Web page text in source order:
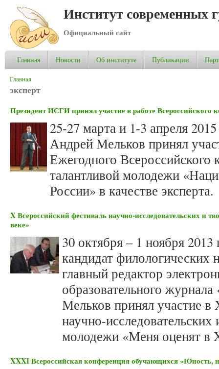
Институт современных
Официальный сайт
Главная Новости Об институте Публикации
Вы здесь
Главная
эксперт
Президент ИСГИ принял участие в работе Всероссийского
25-27 марта и 1-3 апреля
Андрей Мельков принял
Ежегодного Всероссийского
талантливой молодежи
России» в качестве эксперта.
X Всероссийский фестиваль научно-исследовательских и
веке»
30 октября – 1 ноября
кандидат
главный редактор
образовательного
Мельков принял участие в
научно-
молодежи «Меня оценят в
XXXI Всероссийская конференция обучающихся «Юность,